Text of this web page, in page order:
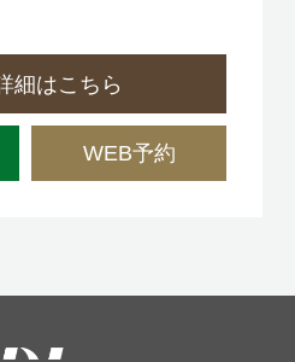
細はこちら
WEB予約